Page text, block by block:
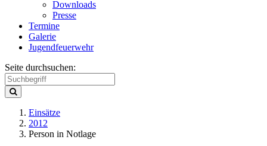
Downloads
Presse
Termine
Galerie
Jugendfeuerwehr
Seite durchsuchen:
Einsätze
2012
Person in Notlage